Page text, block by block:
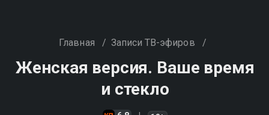
Главная / Записи ТВ-эфиров /
Женская версия. Ваше время
и стекло